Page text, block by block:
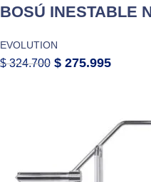
BOSÚ INESTABLE
EVOLUTION
$324.700 $ 275.995